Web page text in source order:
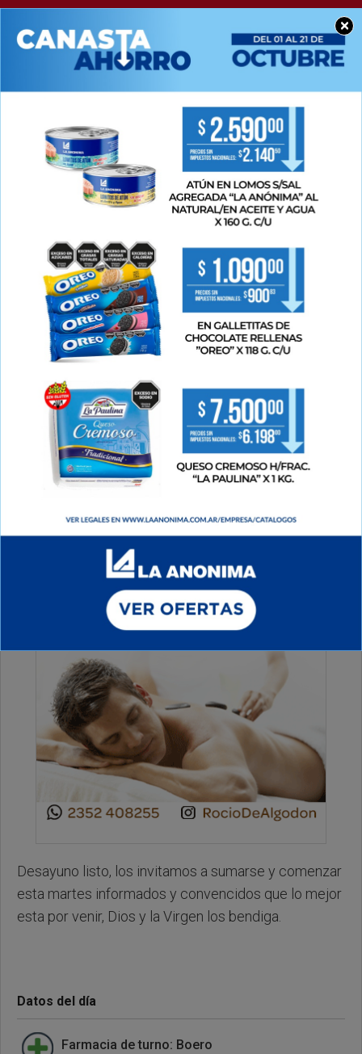
×
BUEN DÍA CHACABUCO
Feliz martes para
tod@s
Martes, 14 de Octubre de 2025 . 07:50 Hs.
Muy buenos días para tod@s, les deseamos una
hermosa jornada llena de amor y alegría.
Desayuno listo, los invitamos a sumarse y comenzar
esta martes informados y convencidos que lo mejor
esta por venir, Dios y la Virgen los bendiga.
Datos del día
Farmacia de turno: Boero